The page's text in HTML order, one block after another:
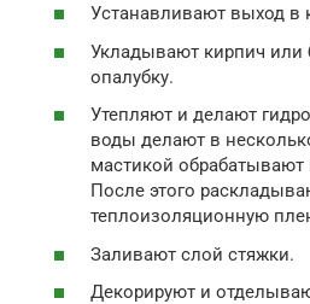
Устанавливают выход в
Укладывают кирпич или
опалубку.
Утепляют и делают
воды делают в
мастикой
После этого
теплоизоляционную
Заливают слой стяжки.
Декорируют и